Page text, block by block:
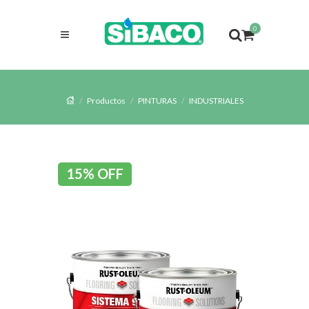
0
Productos PINTURAS INDUSTRIALES
15% OFF